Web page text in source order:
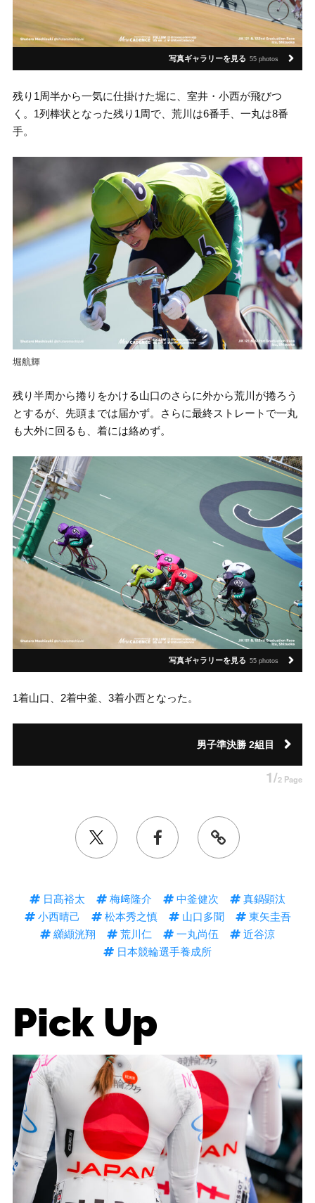
写真ギャラリーを見る 55 photos
残り1周半から一気に仕掛けた堀に、室井・小西が飛びつ
く。1列棒状となった残り1周で、荒川は6番手、一丸は8番
手。
堀航輝
残り半周から捲りをかける山口のさらに外から荒川が捲ろう
とするが、先頭までは届かず。さらに最終ストレートで一丸
も大外に回るも、着には絡めず。
写真ギャラリーを見る 55 photos
1着山口、2着中釜、3着小西となった。
男子準決勝 2組目
1/2 Page
日髙裕太 梅﨑隆介 中釜健次
真鍋顕汰
小西晴己
松本秀之慎 山口多聞
東矢圭吾
纐纈洸翔
荒川仁 一丸尚伍
近谷涼
日本競輪選手養成所
Pick Up